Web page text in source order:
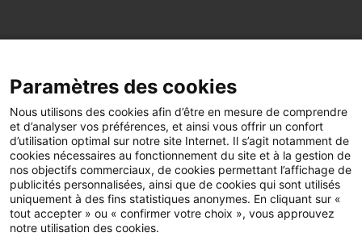
FacebookLinkedIn
YouTube LinkedIn Facebook
Instagram
Paramètres des cookies
Nous utilisons des cookies afin d’être en mesure de comprendre
et d’analyser vos préférences, et ainsi vous offrir un confort
d’utilisation optimal sur notre site Internet. Il s’agit notamment de
cookies nécessaires au fonctionnement du site et à la gestion de
nos objectifs commerciaux, de cookies permettant l’affichage de
publicités personnalisées, ainsi que de cookies qui sont utilisés
uniquement à des fins statistiques anonymes. En cliquant sur «
tout accepter » ou « confirmer votre choix », vous approuvez
notre utilisation des cookies.